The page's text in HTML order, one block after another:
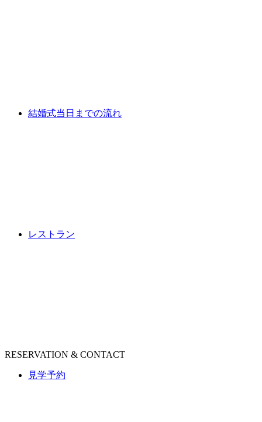
結婚式当日までの流れ
レストラン
RESERVATION & CONTACT
見学予約